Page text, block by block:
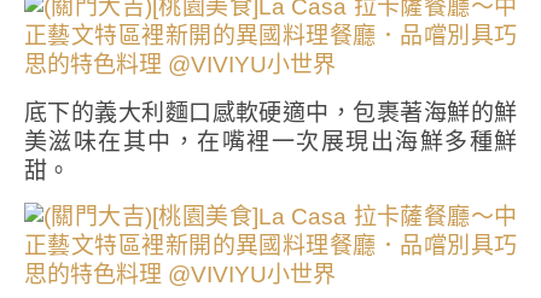
底下的義大利麵口感軟硬適中，包裹著海鮮的鮮
美滋味在其中，在嘴裡一次展現出海鮮多種鮮
甜。